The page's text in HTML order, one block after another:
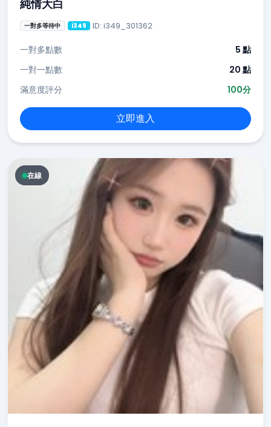
純情大白
一對多等待中 i349 ID: i349_301362
一對多點數
5 點
一對一點數
20 點
滿意度評分
100分
立即進入
在線